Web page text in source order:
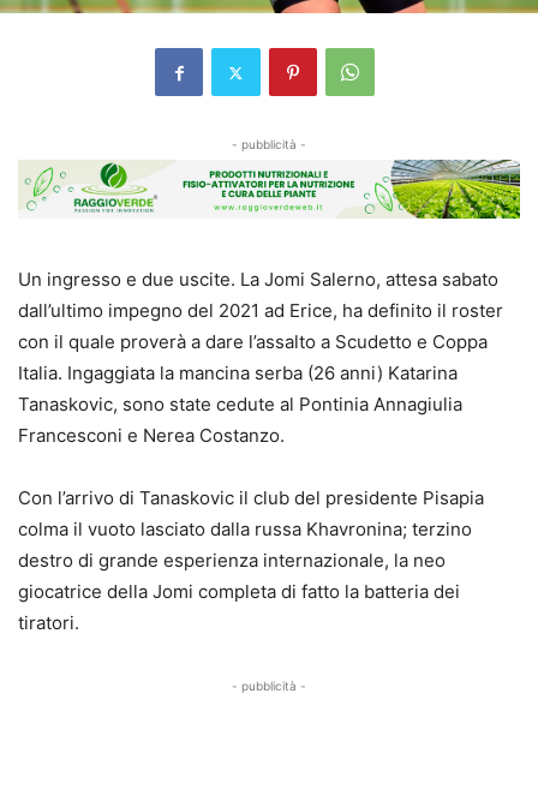
- pubblicità -
Un ingresso e due uscite. La Jomi Salerno, attesa sabato
dall’ultimo impegno del 2021 ad Erice, ha definito il roster
con il quale proverà a dare l’assalto a Scudetto e Coppa
Italia. Ingaggiata la mancina serba (26 anni) Katarina
Tanaskovic, sono state cedute al Pontinia Annagiulia
Francesconi e Nerea Costanzo.
Con l’arrivo di Tanaskovic il club del presidente Pisapia
colma il vuoto lasciato dalla russa Khavronina; terzino
destro di grande esperienza internazionale, la neo
giocatrice della Jomi completa di fatto la batteria dei
tiratori.
- pubblicità -